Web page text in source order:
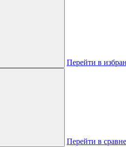
Перейти в
Перейти в